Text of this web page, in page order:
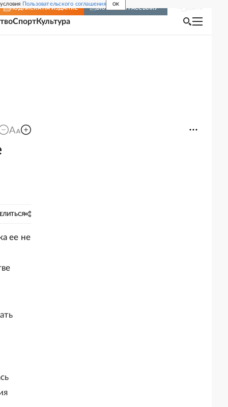
Пользовательского соглашения OK
ПОДПИСКА НА ИЗДАНИЕ ВКЛЮЧИТЬ РАССЫЛКУ
СпортКультура
ее не